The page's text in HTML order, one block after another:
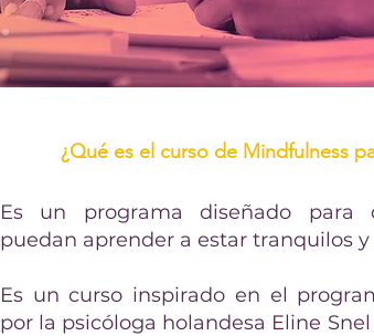
¿Qué es el curso de Mindfulness
Es un programa diseñado para
puedan aprender a estar tranquilos y
Es un curso inspirado en el
por la psicóloga holandesa Eline